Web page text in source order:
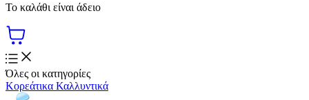
Το καλάθι είναι άδειο
Όλες οι κατηγορίες
Κορεάτικα Καλλυντικά